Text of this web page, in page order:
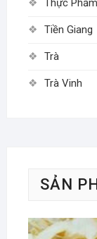
Thực
Tiền Giang
Trà
Trà Vinh
SẢN